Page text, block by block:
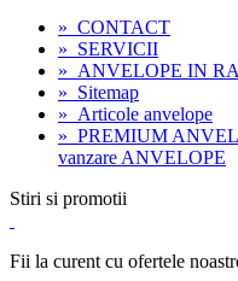
» CONTACT
» SERVICII
» ANVELOPE IN
» Sitemap
» Articole anvelope
» PREMIUM
vanzare ANVELOPE
Stiri si promotii
Fii la curent cu ofertele